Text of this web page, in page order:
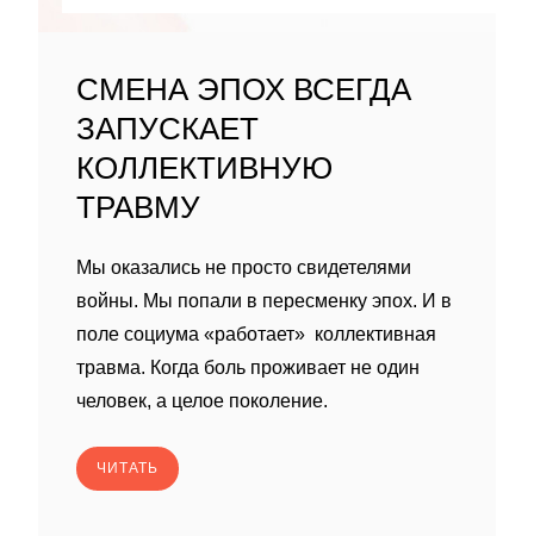
СМЕНА ЭПОХ ВСЕГДА
ЗАПУСКАЕТ
КОЛЛЕКТИВНУЮ
ТРАВМУ
Мы оказались не просто свидетелями
войны. Мы попали в пересменку эпох. И в
поле социума «работает» коллективная
травма. Когда боль проживает не один
человек, а целое поколение.
ЧИТАТЬ